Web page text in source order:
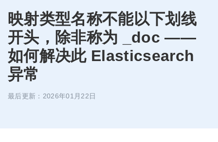
映射类型名称不能以下划线
开头，除非称为 _doc ——
如何解决此 Elasticsearch
异常
最后更新：2026年01月22日